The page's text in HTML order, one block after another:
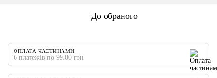
До обраного
ОПЛАТА ЧАСТИНАМИ
6 платежів по 99.00 грн